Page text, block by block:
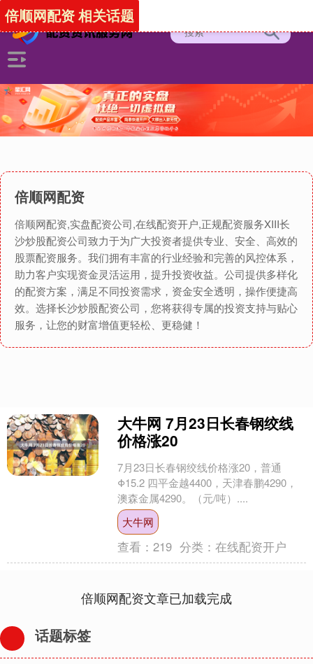
倍顺网配资
倍顺网配资,实盘配资公司,在线配资开户,正规配资服务XIII‌长
沙炒股配资公司致力于为广大投资者提供专业、安全、高效的
股票配资服务。我们拥有丰富的行业经验和完善的风控体系，
助力客户实现资金灵活运用，提升投资收益。公司提供多样化
的配资方案，满足不同投资需求，资金安全透明，操作便捷高
效。选择长沙炒股配资公司，您将获得专属的投资支持与贴心
服务，让您的财富增值更轻松、更稳健！
倍顺网配资 相关话题
大牛网 7月23日长春钢绞线
价格涨20
7月23日长春钢绞线价格涨20，普通
Φ15.2 四平金越4400，天津春鹏4290，
澳森金属4290。（元/吨）....
大牛网
查看：219 分类：在线配资开户
倍顺网配资文章已加载完成
话题标签